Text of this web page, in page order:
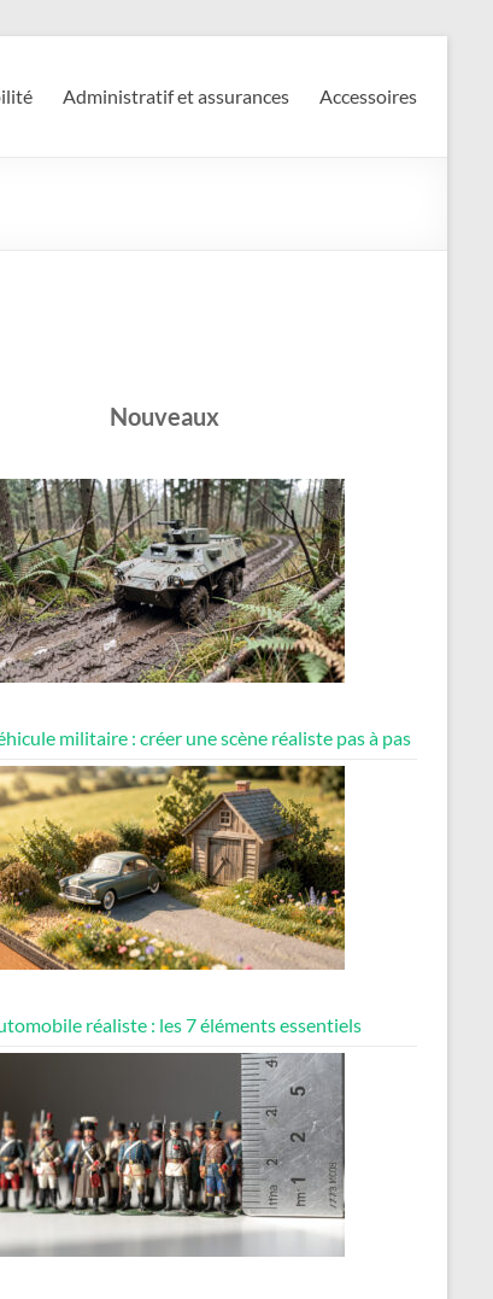
Administratif et assurances Accessoires
Nouveaux
militaire : créer une scène réaliste pas à pas
réaliste : les 7 éléments essentiels